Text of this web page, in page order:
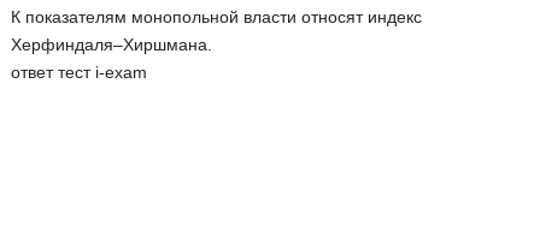
К показателям монопольной власти относят индекс
Херфиндаля–Хиршмана.
ответ тест i-exam